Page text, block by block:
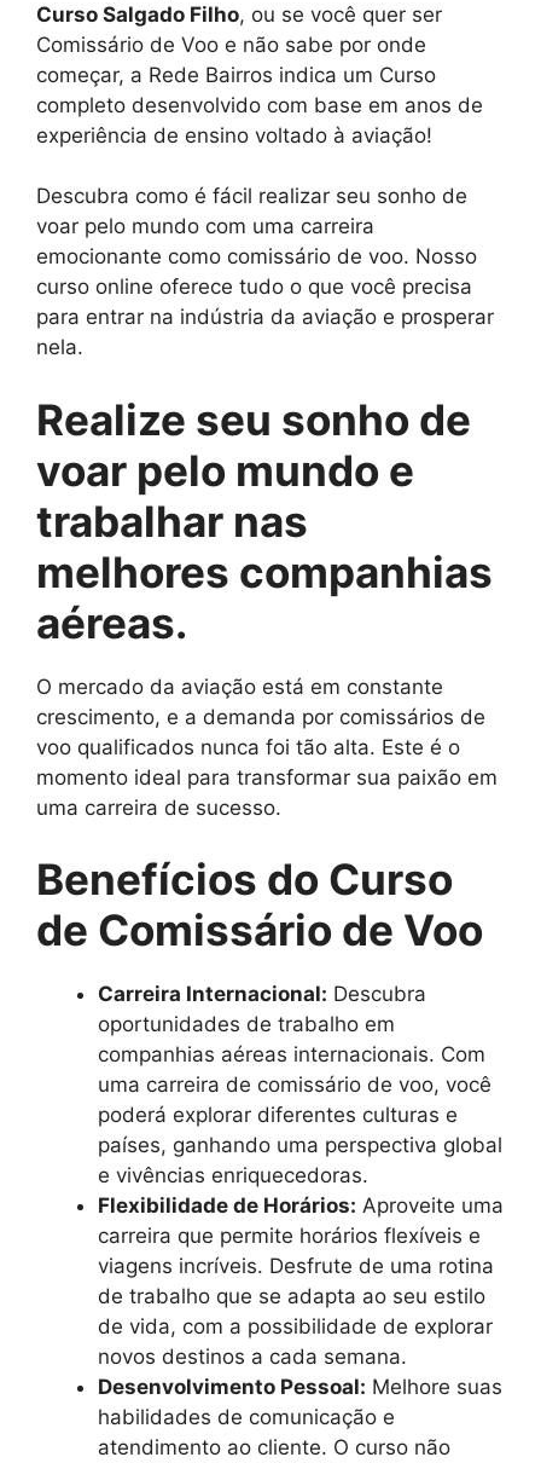
Curso Salgado Filho, ou se você quer ser
Comissário de Voo e não sabe por onde
começar, a Rede Bairros indica um Curso
completo desenvolvido com base em anos de
experiência de ensino voltado à aviação!
Descubra como é fácil realizar seu sonho de
voar pelo mundo com uma carreira
emocionante como comissário de voo. Nosso
curso online oferece tudo o que você precisa
para entrar na indústria da aviação e prosperar
nela.
Realize seu sonho de
voar pelo mundo e
trabalhar nas
melhores companhias
aéreas.
O mercado da aviação está em constante
crescimento, e a demanda por comissários de
voo qualificados nunca foi tão alta. Este é o
momento ideal para transformar sua paixão em
uma carreira de sucesso.
Benefícios do Curso
de Comissário de Voo
Carreira Internacional: Descubra
oportunidades de trabalho em
companhias aéreas internacionais. Com
uma carreira de comissário de voo, você
poderá explorar diferentes culturas e
países, ganhando uma perspectiva global
e vivências enriquecedoras.
Flexibilidade de Horários: Aproveite uma
carreira que permite horários flexíveis e
viagens incríveis. Desfrute de uma rotina
de trabalho que se adapta ao seu estilo
de vida, com a possibilidade de explorar
novos destinos a cada semana.
Desenvolvimento Pessoal: Melhore suas
habilidades de comunicação e
atendimento ao cliente. O curso não